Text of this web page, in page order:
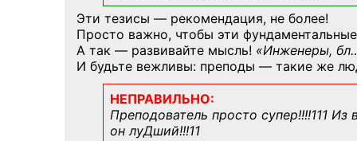
Эти тезисы — рекомендация, не более!
Просто важно, чтобы эти
А так — развивайте мысль! «Инженеры,
И будьте вежливы: преподы — такие же
НЕПРАВИЛЬНО:
Преподователь просто супер!!!!111
он луДший!!!11